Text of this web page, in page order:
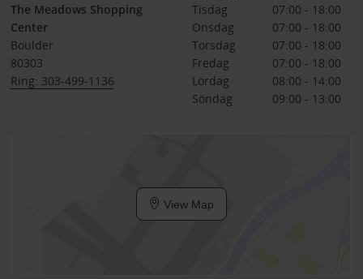
The Meadows Shopping
Center
Boulder
80303
Ring: 303-499-1136
Tisdag
07:00 - 18:00
Onsdag
07:00 - 18:00
Torsdag
07:00 - 18:00
Fredag
07:00 - 18:00
Lördag
08:00 - 14:00
Söndag
09:00 - 13:00
View Map